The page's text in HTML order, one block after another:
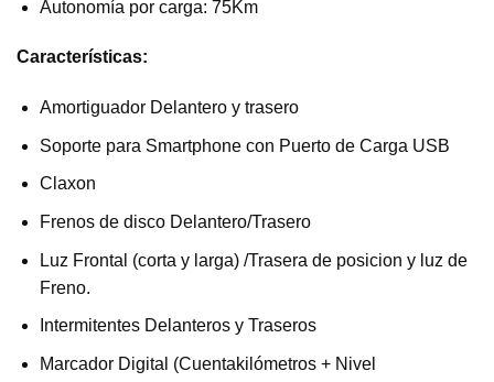
Autonomía por carga: 75Km
Características:
Amortiguador Delantero y trasero
Soporte para Smartphone con Puerto de Carga USB
Claxon
Frenos de disco Delantero/Trasero
Luz Frontal (corta y larga) /Trasera de posicion y luz de
Freno.
Intermitentes Delanteros y Traseros
Marcador Digital (Cuentakilómetros + Nivel